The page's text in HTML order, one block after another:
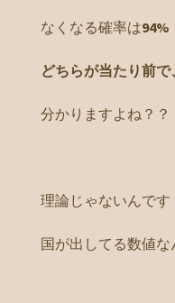
なくなる確率は94%
どちらが当たり前
分かりますよね？？
理論じゃないんです
国が出してる数値な